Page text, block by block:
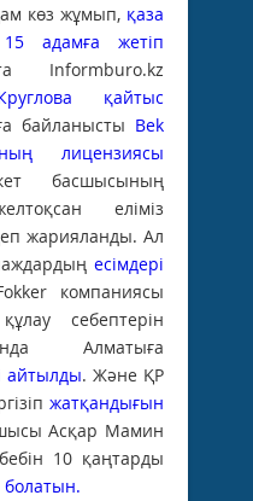
көз жұмып, қаза
адамға жетіп
Informburo.kz
қайтыс
байланысты Bek
лицензиясы
басшысының
еліміз
жарияланды. Ал
есімдері
компаниясы
себептерін
Алматыға
айтылды. Және ҚР
жатқандығын
Асқар Мамин
10 қаңтарды